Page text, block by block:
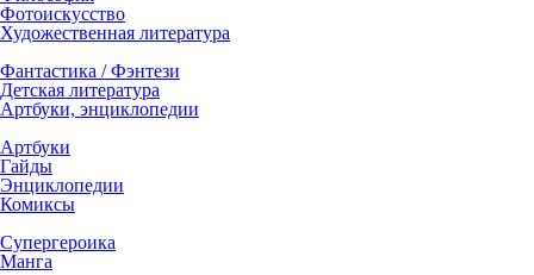
Фотоискусство
Художественная литература
Фантастика / Фэнтези
Детская литература
Артбуки, энциклопедии
Артбуки
Гайды
Энциклопедии
Комиксы
Супергероика
Манга